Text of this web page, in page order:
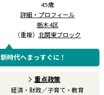
45歳
詳細・プロフィール
栃木4区
（重複） 北関東ブロック
新時代へまっすぐに！
重点政策
経済・財政／子育て・教育